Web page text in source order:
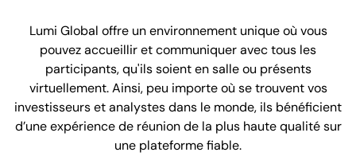
Lumi Global offre un environnement unique où vous
pouvez accueillir et communiquer avec tous les
participants, qu'ils soient en salle ou présents
virtuellement. Ainsi, peu importe où se trouvent vos
investisseurs et analystes dans le monde, ils bénéficient
d’une expérience de réunion de la plus haute qualité sur
une plateforme fiable.